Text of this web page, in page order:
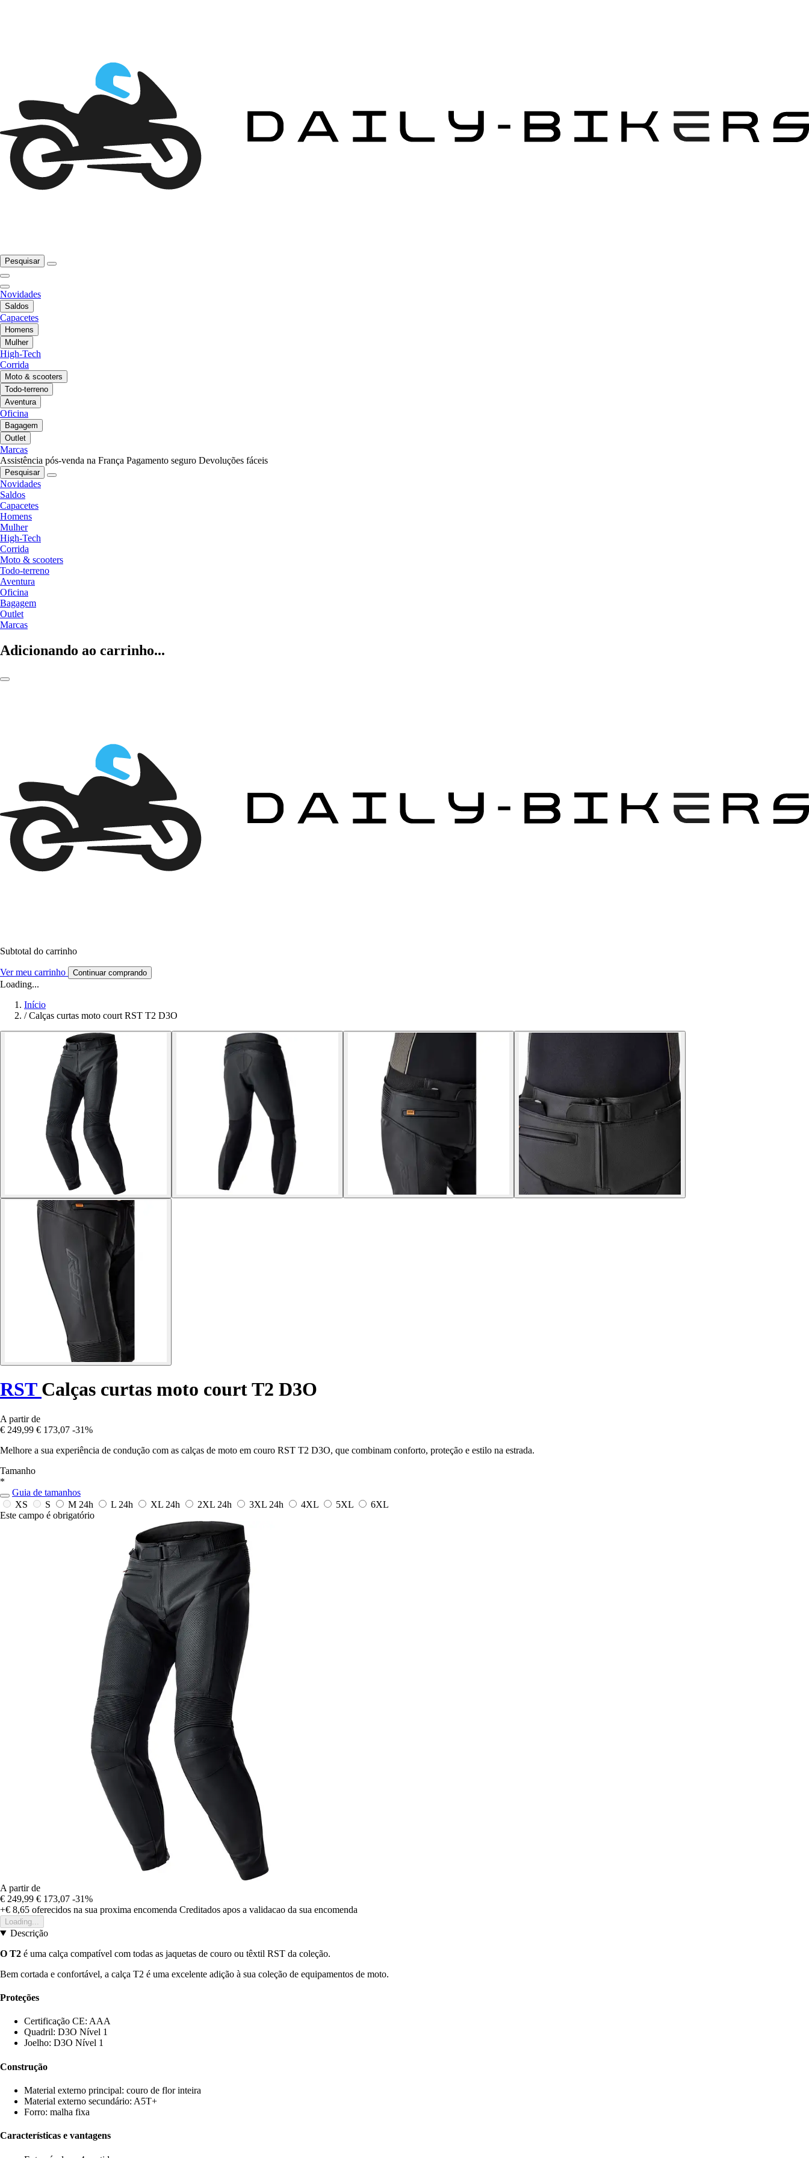
Pesquisar
Novidades
Saldos
Capacetes
Homens
Mulher
High-Tech
Corrida
Moto & scooters
Todo-terreno
Aventura
Oficina
Bagagem
Outlet
Marcas
Assistência pós-venda na França Pagamento seguro Devoluções fáceis
Pesquisar
Novidades
Saldos
Capacetes
Homens
Mulher
High-Tech
Corrida
Moto & scooters
Todo-terreno
Aventura
Oficina
Bagagem
Outlet
Marcas
Adicionando ao carrinho...
Subtotal do carrinho
Ver meu carrinho Continuar comprando
Loading...
Início
/ Calças curtas moto court RST T2 D3O
RST Calças curtas moto court T2 D3O
A partir de
€ 249,99 € 173,07 -31%
Melhore a sua experiência de condução com as calças de moto em couro RST T2 D3O, que combinam conforto, proteção e estilo na estrada.
Tamanho
*
Guia de tamanhos
XS
S M 24h L 24h XL 24h 2XL 24h 3XL 24h 4XL 5XL
6XL
Este campo é obrigatório
A partir de
€ 249,99 € 173,07 -31%
+€ 8,65 oferecidos na sua proxima encomenda Creditados apos a validacao da sua encomenda
Loading...
Descrição
O T2 é uma calça compatível com todas as jaquetas de couro ou têxtil RST da coleção.
Bem cortada e confortável, a calça T2 é uma excelente adição à sua coleção de equipamentos de moto.
Proteções
Certificação CE: AAA
Quadril: D3O Nível 1
Joelho: D3O Nível 1
Construção
Material externo principal: couro de flor inteira
Material externo secundário: A5T+
Forro: malha fixa
Características e vantagens